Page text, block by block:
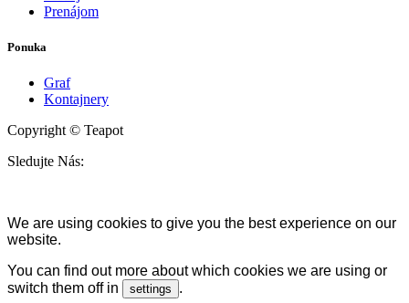
Prenájom
Ponuka
Graf
Kontajnery
Copyright © Teapot
Sledujte Nás:
We are using cookies to give you the best experience on our
website.
You can find out more about which cookies we are using or
switch them off in
settings .